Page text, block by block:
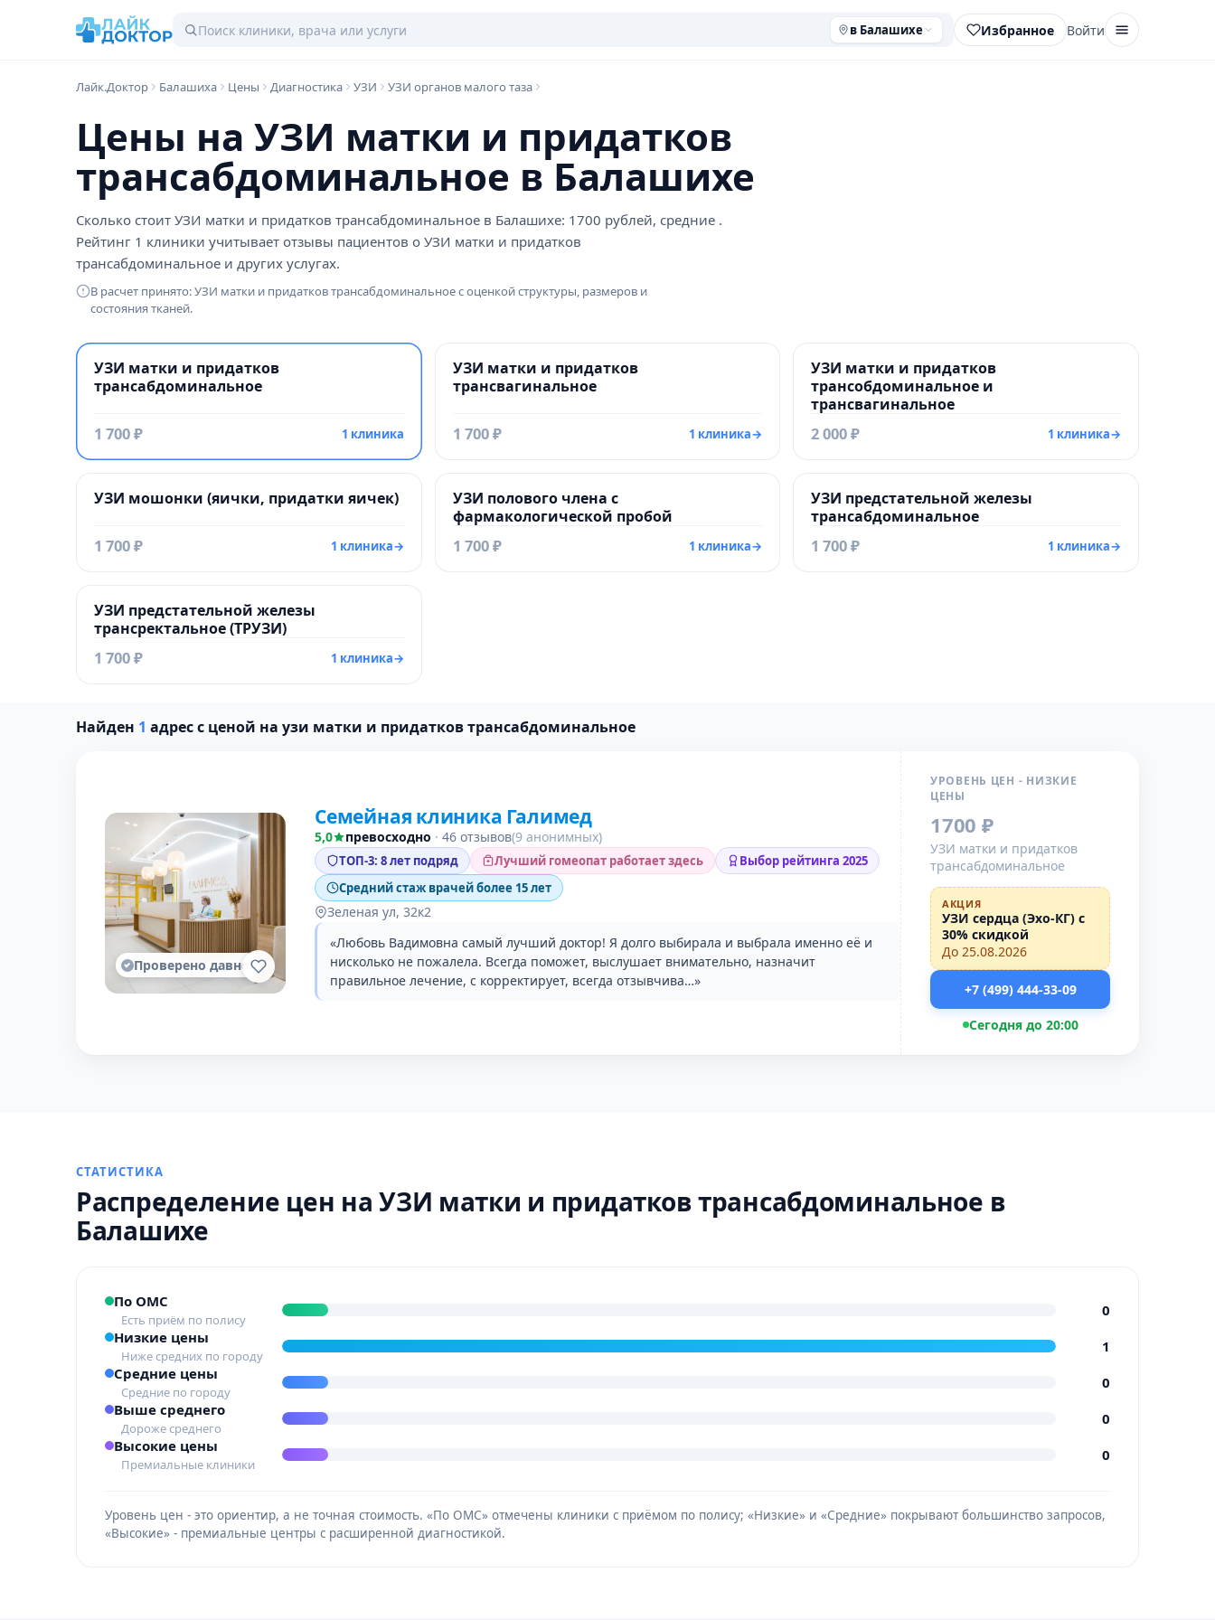
в Балашихе Избранное Войти
Лайк.Доктор Балашиха Цены Диагностика УЗИ УЗИ органов малого таза
Цены на УЗИ матки и придатков
трансабдоминальное в Балашихе
Сколько стоит УЗИ матки и придатков трансабдоминальное в Балашихе: 1700 рублей, средние .
Рейтинг 1 клиники учитывает отзывы пациентов о УЗИ матки и придатков
трансабдоминальное и других услугах.
В расчет принято: УЗИ матки и придатков трансабдоминальное с оценкой структуры, размеров и
состояния тканей.
УЗИ матки и придатков
трансабдоминальное
1 700 ₽ 1 клиника
УЗИ матки и придатков
трансвагинальное
1 700 ₽ 1 клиника→
УЗИ матки и придатков
трансобдоминальное и
трансвагинальное
2 000 ₽ 1 клиника→
УЗИ мошонки (яички, придатки яичек)
1 700 ₽ 1 клиника→
УЗИ полового члена с
фармакологической пробой
1 700 ₽ 1 клиника→
УЗИ предстательной железы
трансабдоминальное
1 700 ₽ 1 клиника→
УЗИ предстательной железы
трансректальное (ТРУЗИ)
1 700 ₽ 1 клиника→
Найден 1 адрес с ценой на узи матки и придатков трансабдоминальное
Проверено давно
Семейная клиника Галимед
5,0 превосходно · 46 отзывов(9 анонимных)
ТОП-3: 8 лет подряд Лучший гомеопат работает здесь
Выбор рейтинга 2025
Средний стаж врачей более 15 лет
Зеленая ул, 32к2
«Любовь Вадимовна самый лучший доктор! Я долго выбирала и выбрала именно её и
нисколько не пожалела. Всегда поможет, выслушает внимательно, назначит
правильное лечение, с корректирует, всегда отзывчива…»
УРОВЕНЬ ЦЕН - НИЗКИЕ
ЦЕНЫ
1700 ₽
УЗИ матки и придатков
трансабдоминальное
АКЦИЯ
УЗИ сердца (Эхо-КГ) с
30% скидкой
До 25.08.2026
+7 (499) 444-33-09
Сегодня до 20:00
СТАТИСТИКА
Распределение цен на УЗИ матки и придатков трансабдоминальное в
Балашихе
По ОМС
Есть приём по полису
0
Низкие цены
Ниже средних по городу
1
Средние цены
Средние по городу
0
Выше среднего
Дороже среднего
0
Высокие цены
Премиальные клиники
0
Уровень цен - это ориентир, а не точная стоимость. «По ОМС» отмечены клиники с приёмом по полису; «Низкие» и «Средние» покрывают большинство запросов,
«Высокие» - премиальные центры с расширенной диагностикой.